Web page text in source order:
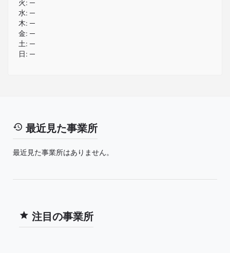
火: ─
水: ─
木: ─
金: ─
土: ─
日: ─
最近見た事業所
最近見た事業所はありません。
注目の事業所